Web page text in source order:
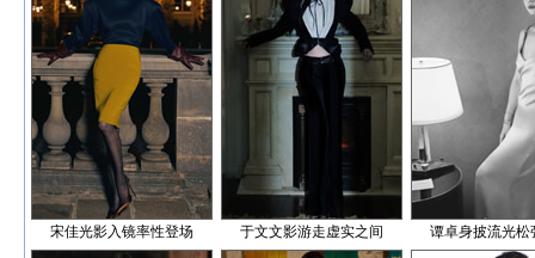
宋佳光影入镜率性登场 于文文影游走虚实之间 谭卓身披流光松